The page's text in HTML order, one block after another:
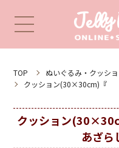
TOP ぬいぐるみ・クッシ
クッション(30×30cm)『
クッション
あざら